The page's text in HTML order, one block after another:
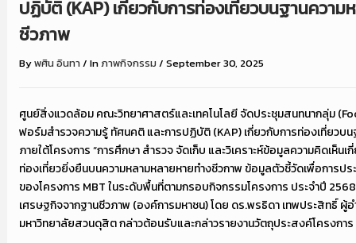
ปฏิบัติ (KAP) เกี่ยวกับการท่องเที่ยวบนฐานความ
ชีวภาพ
Byพศิน อินทา/ Inภาพกิจกรรม / September 30, 2025
ศูนย์สิ่งแวดล้อม คณะวิทยาศาสตร์และเทคโนโลยี จัดประชุมสนทนากลุ่ม
ฟอร์มสำรวจความรู้ ทัศนคติ และการปฏิบัติ (KAP) เกี่ยวกับการท่องเที่ยวบ
ภายใต้โครงการ “การศึกษา สำรวจ จัดเก็บ และวิเคราะห์ข้อมูลความคิดเห็นเ
ท่องเที่ยวยิ่งยืนบนความหลามหลายหายทำงชีวกาพ ข้อมูลตัวชี้วัดเพื่อการปร
ของโครงการ MBT ในระดับพื้นที่ตามกรอบกิจกรรมโครงการ ประจำปี
เศรษฐกิจจากฐานชีวภาพ (องค์การมหาชน) โดย ดร.พรธิดา เทพประสิทธิ์
มหาวิทยาลัยสวนดุสิต กล่าวต้อนรับและกล่าวรายงานวัตถุประสงค์โครงการ